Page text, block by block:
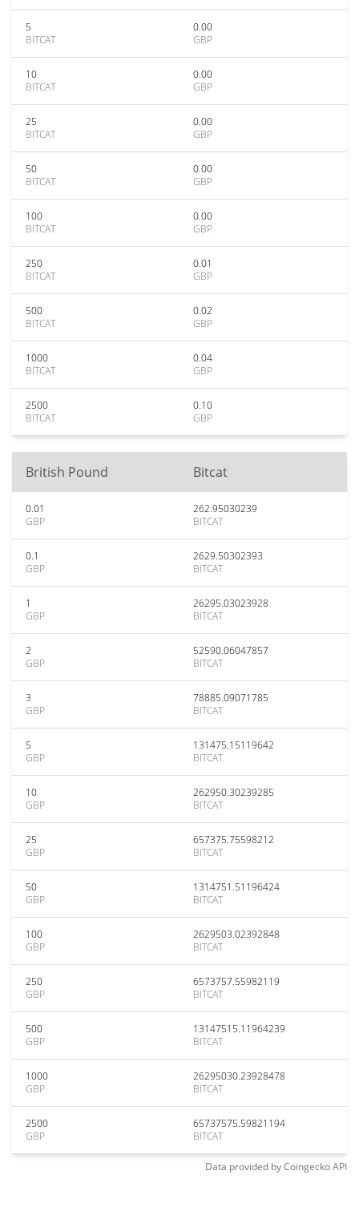
5
BITCAT
0.00
GBP
10
BITCAT
0.00
GBP
25
BITCAT
0.00
GBP
50
BITCAT
0.00
GBP
100
BITCAT
0.00
GBP
250
BITCAT
0.01
GBP
500
BITCAT
0.02
GBP
1000
BITCAT
0.04
GBP
2500
BITCAT
0.10
GBP
British Pound Bitcat
0.01
GBP
262.95030239
BITCAT
0.1
GBP
2629.50302393
BITCAT
1
GBP
26295.03023928
BITCAT
2
GBP
52590.06047857
BITCAT
3
GBP
78885.09071785
BITCAT
5
GBP
131475.15119642
BITCAT
10
GBP
262950.30239285
BITCAT
25
GBP
657375.75598212
BITCAT
50
GBP
1314751.51196424
BITCAT
100
GBP
2629503.02392848
BITCAT
250
GBP
6573757.55982119
BITCAT
500
GBP
13147515.11964239
BITCAT
1000
GBP
26295030.23928478
BITCAT
2500
GBP
65737575.59821194
BITCAT
Data provided byCoingeckoAPI